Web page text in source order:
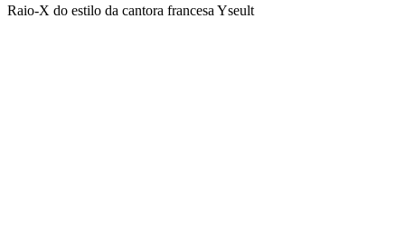
Raio-X do estilo da cantora francesa Yseult